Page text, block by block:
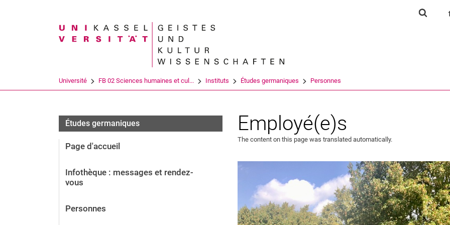
Jump directly to: content
Jump directly to: search
Jump directly to: main
Search term
Université FB 02 Sciences humaines et cul... Instituts Études germaniques Personnes
Études germaniques
Page d'accueil
Infothèque : messages et rendez-
vous
Personnes
Employé(e)s
The content on this page was translated automatically.